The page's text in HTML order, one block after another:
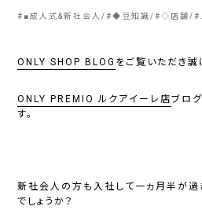
# ■成人式&新社会人 #◆豆知識 #◇店舗 #
ONLY SHOP BLOG をご覧いただき誠
ONLY PREMIO ルクアイーレ店ブロ
す。
新社会人の方も入社して一ヵ月半が過
でしょうか？